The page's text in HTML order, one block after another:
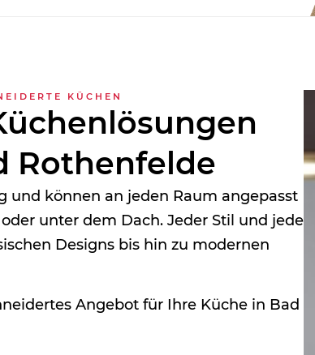
KÜCHEN
Rothenfelde
und können an jeden Raum angepasst
unter dem Dach. Jeder Stil und jede
Designs bis hin zu modernen
Angebot für Ihre Küche in Bad